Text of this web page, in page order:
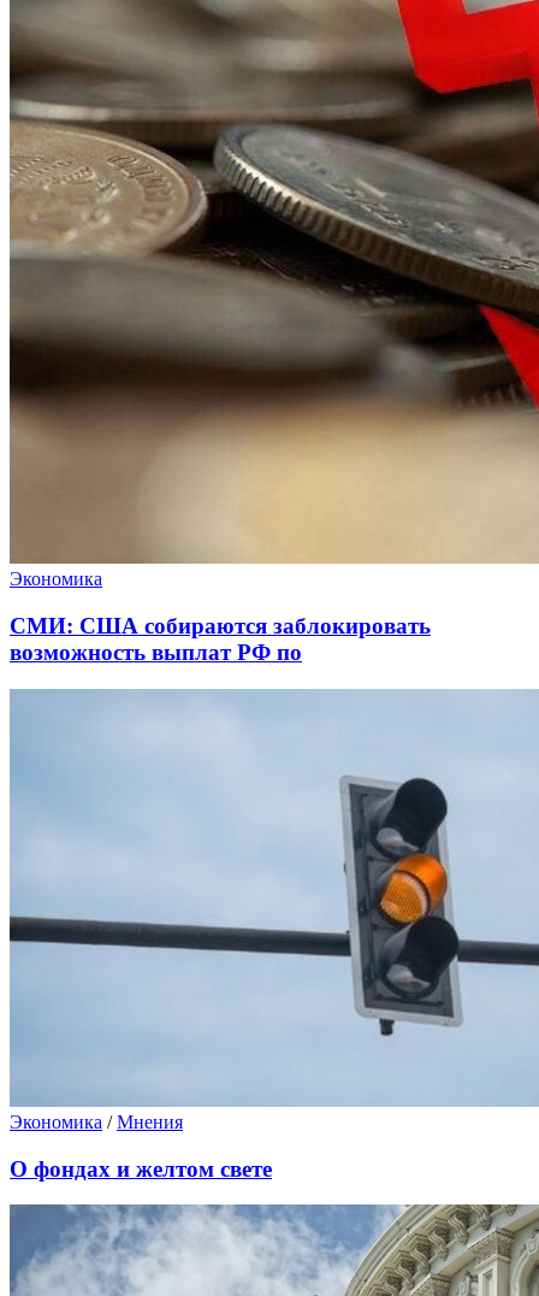
Экономика
СМИ: США собираются заблокировать
возможность выплат РФ по
Экономика /Мнения
О фондах и желтом свете